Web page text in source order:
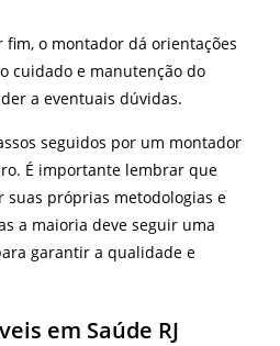
fim, o montador dá orientações
cuidado e manutenção do
a eventuais dúvidas.
seguidos por um montador
É importante lembrar que
suas próprias metodologias e
a maioria deve seguir uma
garantir a qualidade e
em Saúde RJ